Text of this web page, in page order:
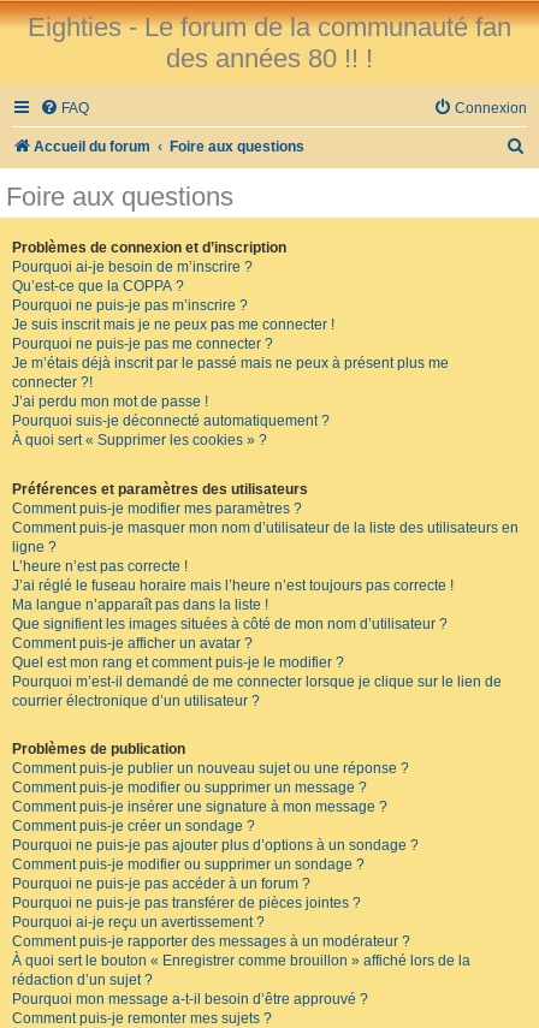
Eighties - Le forum de la communauté fan
des années 80 !! !
FAQ Connexion
Accueil du forum Foire aux questions
Foire aux questions
Problèmes de connexion et d’inscription
Pourquoi ai-je besoin de m’inscrire ?
Qu’est-ce que la COPPA ?
Pourquoi ne puis-je pas m’inscrire ?
Je suis inscrit mais je ne peux pas me connecter !
Pourquoi ne puis-je pas me connecter ?
Je m’étais déjà inscrit par le passé mais ne peux à présent plus me
connecter ?!
J’ai perdu mon mot de passe !
Pourquoi suis-je déconnecté automatiquement ?
À quoi sert « Supprimer les cookies » ?
Préférences et paramètres des utilisateurs
Comment puis-je modifier mes paramètres ?
Comment puis-je masquer mon nom d’utilisateur de la liste des utilisateurs en
ligne ?
L’heure n’est pas correcte !
J’ai réglé le fuseau horaire mais l’heure n’est toujours pas correcte !
Ma langue n’apparaît pas dans la liste !
Que signifient les images situées à côté de mon nom d’utilisateur ?
Comment puis-je afficher un avatar ?
Quel est mon rang et comment puis-je le modifier ?
Pourquoi m’est-il demandé de me connecter lorsque je clique sur le lien de
courrier électronique d’un utilisateur ?
Problèmes de publication
Comment puis-je publier un nouveau sujet ou une réponse ?
Comment puis-je modifier ou supprimer un message ?
Comment puis-je insérer une signature à mon message ?
Comment puis-je créer un sondage ?
Pourquoi ne puis-je pas ajouter plus d’options à un sondage ?
Comment puis-je modifier ou supprimer un sondage ?
Pourquoi ne puis-je pas accéder à un forum ?
Pourquoi ne puis-je pas transférer de pièces jointes ?
Pourquoi ai-je reçu un avertissement ?
Comment puis-je rapporter des messages à un modérateur ?
À quoi sert le bouton « Enregistrer comme brouillon » affiché lors de la
rédaction d’un sujet ?
Pourquoi mon message a-t-il besoin d’être approuvé ?
Comment puis-je remonter mes sujets ?